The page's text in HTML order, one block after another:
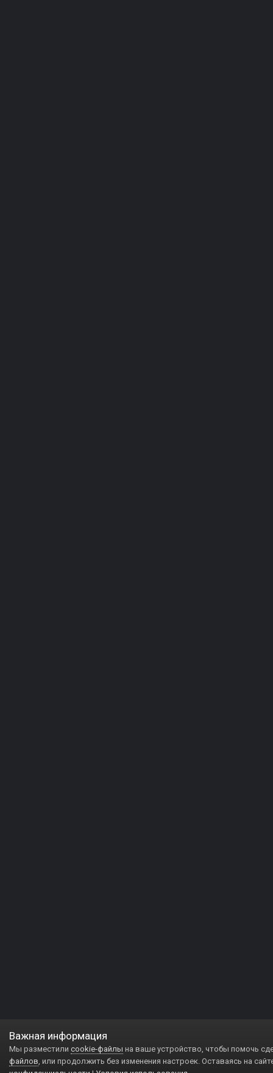
Важная информация
Мы разместили cookie-файлы на ваше устройство, чтобы помочь
файлов, или продолжить без изменения настроек. Оставаясь на